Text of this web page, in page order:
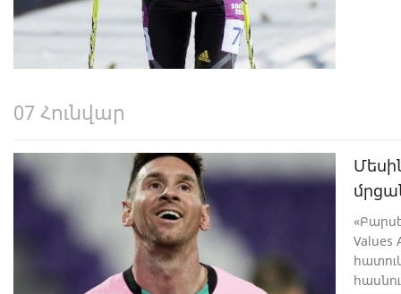
07 Հունվար
Values